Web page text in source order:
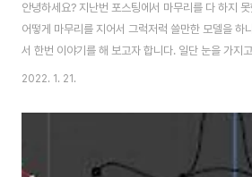
안녕하세요? 지난번 포스팅에서 마무리를 다 하지
어떻게 마무리를 지어서 그럭저럭 쓸만한 모델을 하
서 한번 이야기를 해 보고자 합니다. 일단 눈을 가지
쿠리를 만들 때는 인간처럼 둥근 눈을 넣어주는 것이
아이콘을 감기는 것만이 아니라, 렌더링에 사용하지
만한 것이 나왔습니다. 다음에는 프리스타일을 적용
2022. 1. 21.